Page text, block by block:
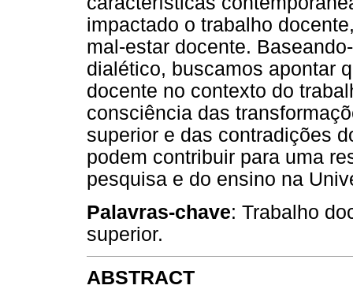
impactado o trabalho
mal-estar docente.
dialético, buscamos apontar
docente no contexto do
consciência das
superior e das contradições
podem contribuir para uma
pesquisa e do ensino na
Palavras-chave: Trabalho
superior.
ABSTRACT